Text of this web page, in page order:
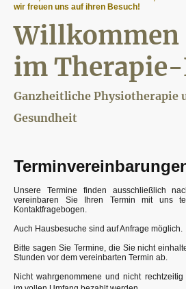
wir freuen uns auf ihren Besuch!
Willkommen
im
Ganzheitliche Physiotherapie
Gesundheit
Unsere Termine finden ausschließlich
vereinbaren Sie Ihren Termin mit uns
Kontaktfragebogen.
Auch Hausbesuche sind auf Anfrage möglich.
Bitte sagen Sie Termine, die Sie nicht
Stunden vor dem vereinbarten Termin ab.
Nicht wahrgenommene und nicht